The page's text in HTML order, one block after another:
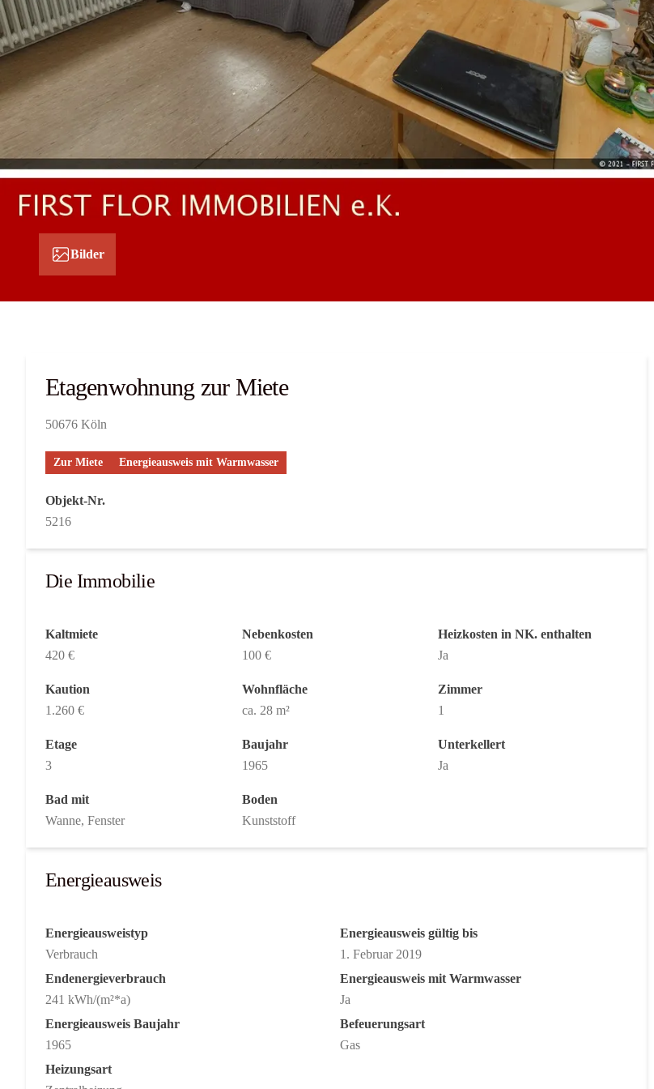
Bilder
Etagenwohnung zur Miete
50676 Köln
Zur Miete Energieausweis mit Warmwasser
Objekt-Nr.
5216
Die Immobilie
Kaltmiete
420 €
Nebenkosten
100 €
Heizkosten in NK. enthalten
Ja
Kaution
1.260 €
Wohnfläche
ca. 28 m²
Zimmer
1
Etage
3
Baujahr
1965
Unterkellert
Ja
Bad mit
Wanne, Fenster
Boden
Kunststoff
Energieausweis
Energieausweistyp
Verbrauch
Energieausweis gültig bis
1. Februar 2019
Endenergieverbrauch
241 kWh/(m²*a)
Energieausweis mit Warmwasser
Ja
Energieausweis Baujahr
1965
Befeuerungsart
Gas
Heizungsart